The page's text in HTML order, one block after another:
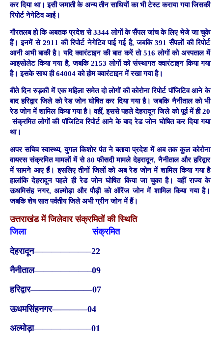
कर दिया था। इसी जमाती के अन्य तीन साथियों का भी टेस्ट कराया गया जिसकी
रिपोर्ट नेगेटिव आई।
गौरतलब हो कि अबतक प्रदेश से 3344 लोगों के सैंपल जांच के लिए भेजे जा चुके
हैं। इनमें से 2911 की रिपोर्ट नेगेटिव पाई गई है, जबकि 391 सैंपलों की रिपोर्ट
आनी अभी बाकी है। यदि क्वारंटाइन की बात करें तो 516 लोगों को अस्पताल में
आइसोलेट किया गया है, जबकि 2153 लोगों को संस्थागत क्वारंटाइन किया गया
है। इसके साथ ही 64004 को होम क्वारंटाइन में रखा गया है।
बीते दिन रुड़की में एक महिला समेत दो लोगों की कोरोना रिपोर्ट पॉजिटिव आने के
बाद हरिद्वार जिले को रेड जोन घोषित कर दिया गया है। जबकि नैनीताल को भी
रेड जोन में शामिल किया गया है। वहीं, इससे पहले देहरादून जिले को पूर्व में ही 20
संक्रमित लोगों की पॉजिटिव रिपोर्ट आने के बाद रेड जोन घोषित कर दिया गया
था।
अपर सचिव स्वास्थ्य, युगल किशोर पंत ने बताया प्रदेश में अब तक कुल कोरोना
वायरस संक्रमित मामलों में से 80 फीसदी मामले देहरादून, नैनीताल और हरिद्वार
में सामने आए हैं। इसलिए तीनों जिलों को अब रेड जोन में शामिल किया गया है
हालांकि देहरादून पहले ही रेड जोन घोषित किया जा चुका है। वहीं राज्य के
ऊधमिसंह नगर, अल्मोड़ा और पौड़ी को ऑरेंज जोन में शामिल किया गया है।
जबकि शेष सात पर्वतीय जिले अभी ग्रीन जोन में हैं।
उत्तराखंड में जिलेवार संक्रमितों की स्थिति
जिला संक्रमित
देहरादून——————–22
नैनीताल——————–09
हरिद्वार———————07
ऊधमसिंहनगर————04
अल्मोड़ा——————–01